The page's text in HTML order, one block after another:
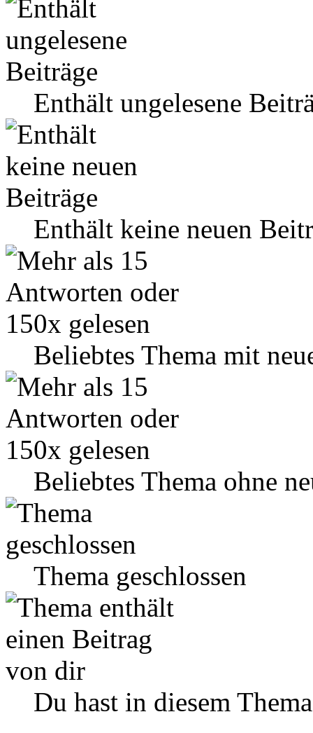
Enthält ungelesene
Enthält keine neuen
Beliebtes Thema mit
Beliebtes Thema ohne
Thema geschlossen
Du hast in diesem